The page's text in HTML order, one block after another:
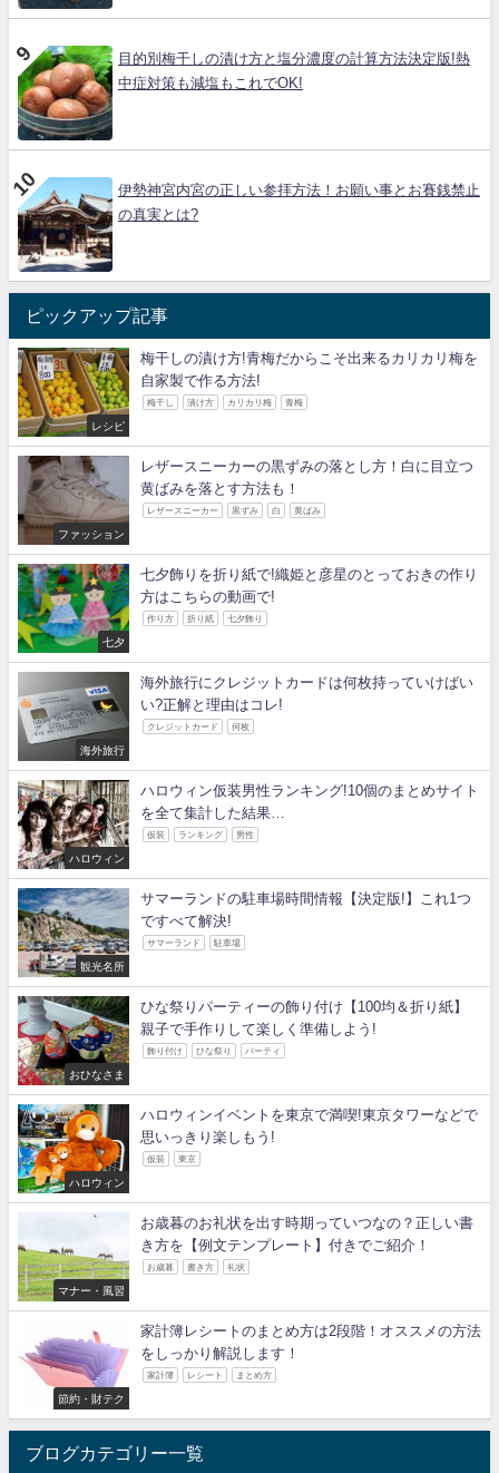
目的別梅干しの漬け方と塩分濃度の計算方法決定版!熱
中症対策も減塩もこれでOK!
伊勢神宮内宮の正しい参拝方法！お願い事とお賽銭禁止
の真実とは?
ピックアップ記事
レシピ
梅干しの漬け方!青梅だからこそ出来るカリカリ梅を
自家製で作る方法!
梅干し 漬け方 カリカリ梅 青梅
ファッション
レザースニーカーの黒ずみの落とし方！白に目立つ
黄ばみを落とす方法も！
レザースニーカー 黒ずみ 白 黄ばみ
七夕
七夕飾りを折り紙で!織姫と彦星のとっておきの作り
方はこちらの動画で!
作り方 折り紙 七夕飾り
海外旅行
海外旅行にクレジットカードは何枚持っていけばい
い?正解と理由はコレ!
クレジットカード 何枚
ハロウィン
ハロウィン仮装男性ランキング!10個のまとめサイト
を全て集計した結果…
仮装 ランキング 男性
観光名所
サマーランドの駐車場時間情報【決定版!】これ1つ
ですべて解決!
サマーランド 駐車場
おひなさま
ひな祭りパーティーの飾り付け【100均＆折り紙】
親子で手作りして楽しく準備しよう!
飾り付け ひな祭り パーティ
ハロウィン
ハロウィンイベントを東京で満喫!東京タワーなどで
思いっきり楽しもう!
仮装 東京
マナー・風習
お歳暮のお礼状を出す時期っていつなの？正しい書
き方を【例文テンプレート】付きでご紹介！
お歳暮 書き方 礼状
節約・財テク
家計簿レシートのまとめ方は2段階！オススメの方法
をしっかり解説します！
家計簿 レシート まとめ方
ブログカテゴリー一覧